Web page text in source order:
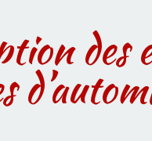
des